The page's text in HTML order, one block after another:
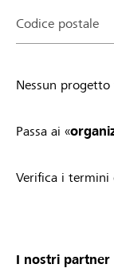
Codice postale
Nessun
Passa ai «
Verifica i termini
I nostri partner